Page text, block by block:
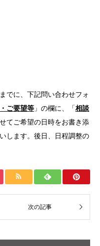
でに、下記問い合わせフォ
ご要望等 」の欄に、「相談
てご希望の日時をお書き添
します。後日、日程調整の